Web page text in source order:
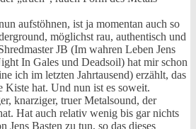
aufstöhnen, ist ja momentan auch so
möglichst rau, authentisch und
JB (Im wahren Leben Jens
In Gales und Deadsoil) hat mir schon
ich im letzten Jahrtausend) erzählt, das
Kiste hat. Und nun ist es soweit.
knarziger, truer Metalsound, der
Hat auch relativ wenig bis gar nichts
Jens Basten zu tun, so das dieses